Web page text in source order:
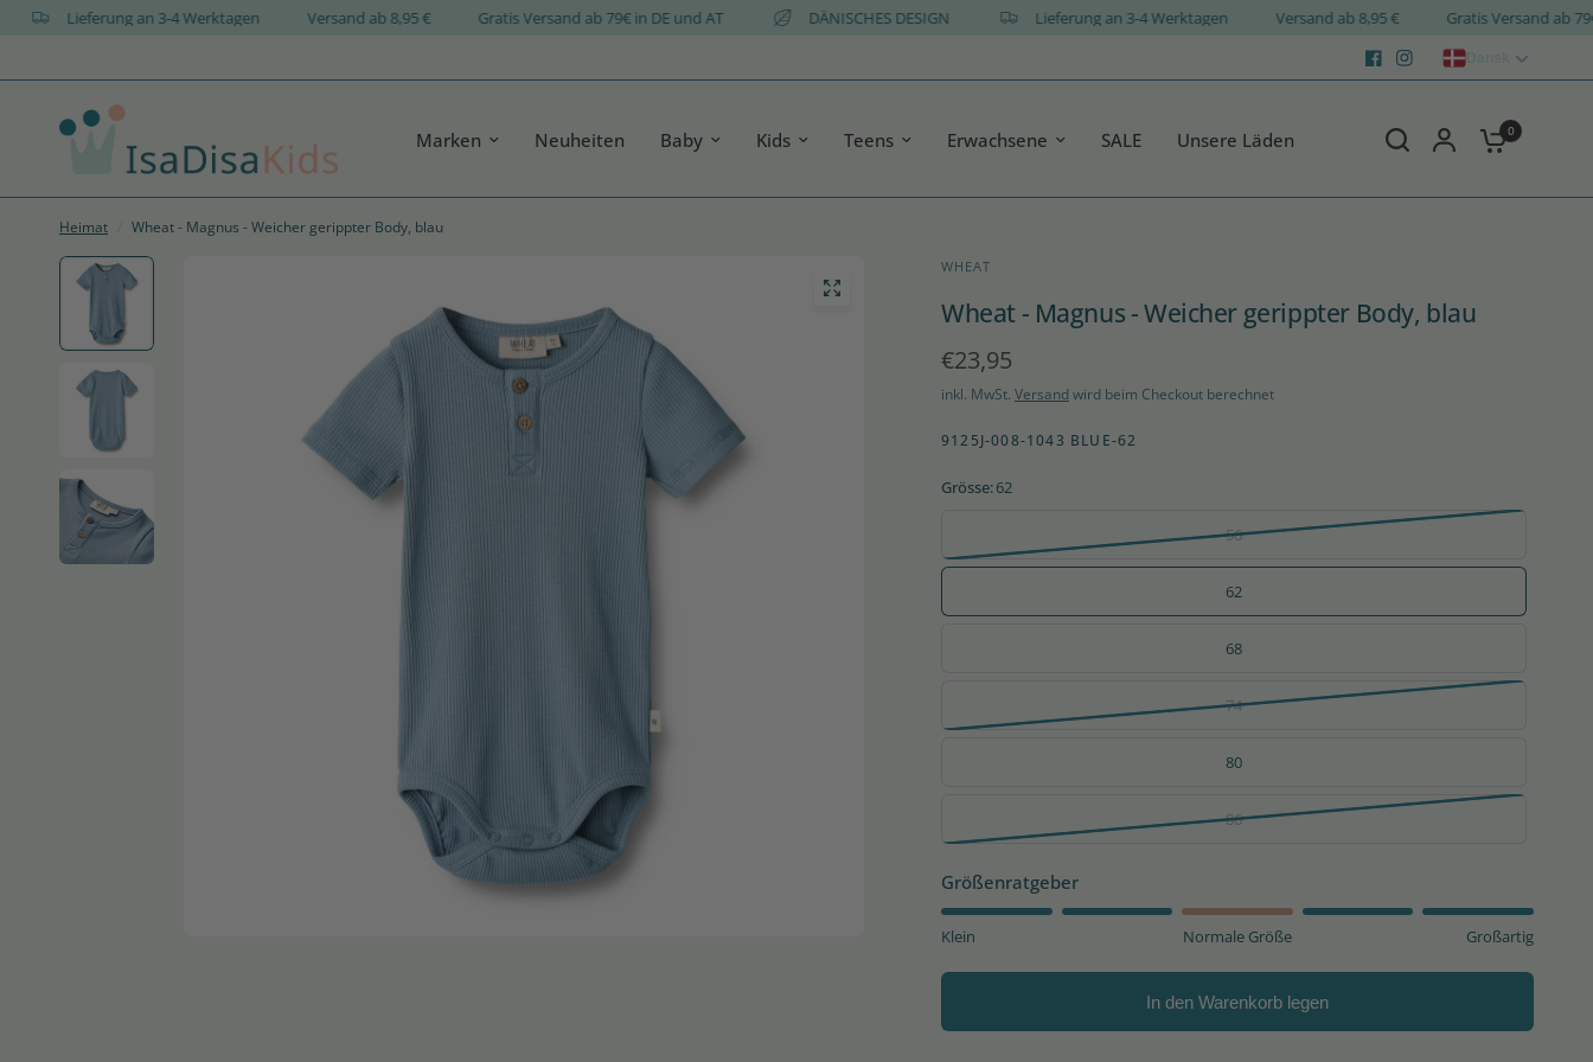
Lieferung an 3-4 Werktagen Versand ab 8,95 € Gratis Versand ab 79€ in DE und AT DÄNISCHES DESIGN Lieferung an 3-4 Werktagen Versand ab 8,95 € Gratis Versand
Marken Neuheiten Baby Kids Teens Erwachsene SALE Unsere Läden 0
Heimat Wheat - Magnus - Weicher gerippter Body, blau
WHEAT
Wheat - Magnus - Weicher gerippter Body, blau
€23,95
inkl. MwSt. Versand wird beim Checkout berechnet
9125J-008-1043 BLUE-62
Grösse:62
56
62
68
74
80
86
Größenratgeber
Klein Normale Größe Großartig
In den Warenkorb legen